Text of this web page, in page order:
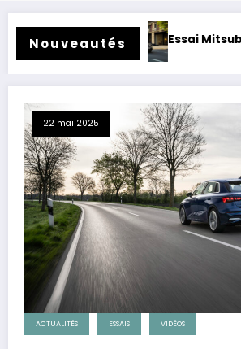
Nouveautés
rétrofité. Essai Mitsubishi
22 mai 2025
ACTUALITÉS ESSAIS VIDÉOS